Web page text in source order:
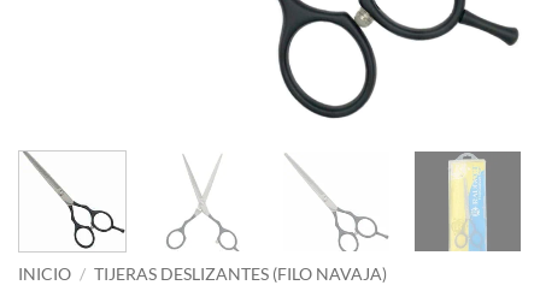
INICIO / TIJERAS DESLIZANTES (FILO NAVAJA)